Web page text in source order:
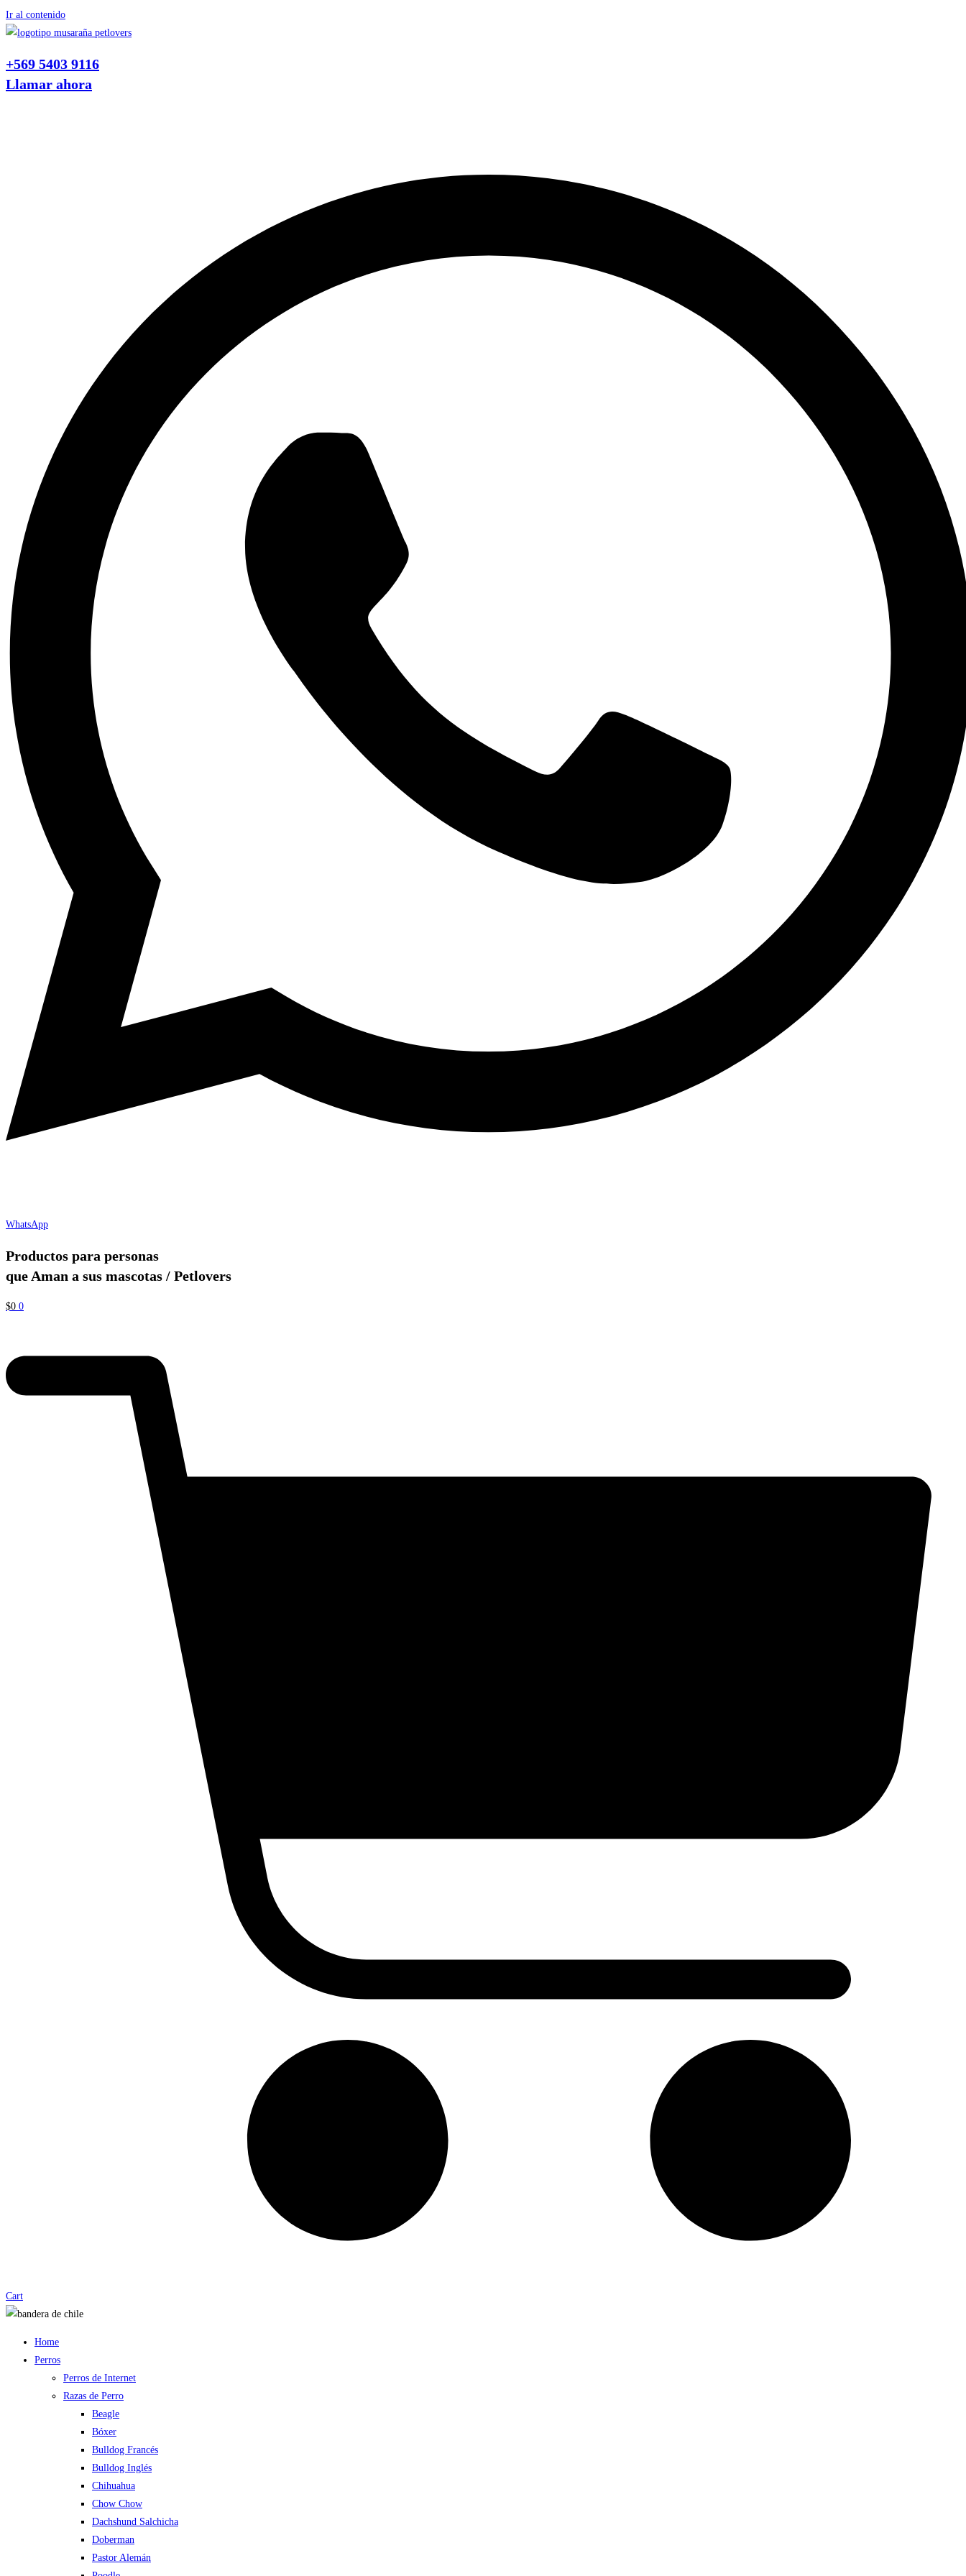
Ir al contenido
+569 5403 9116
Llamar ahora
WhatsApp
Productos para personas
que Aman a sus mascotas / Petlovers
$0 0
Cart
Home
Perros
Perros de Internet
Razas de Perro
Beagle
Bóxer
Bulldog Francés
Bulldog Inglés
Chihuahua
Chow Chow
Dachshund Salchicha
Doberman
Pastor Alemán